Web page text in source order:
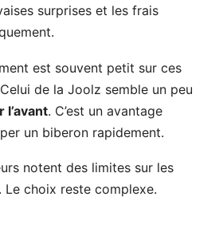
surprises et les frais
est souvent petit sur ces
de la Joolz semble un peu
l’avant. C’est un avantage
un biberon rapidement.
notent des limites sur les
Le choix reste complexe.